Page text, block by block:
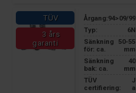
TÜV
3 års
garanti
Årgang:94>09/99
Typ:
6N
Sänkning
för: ca.
50-55
mm
Sänkning
bak: ca.
40
mm
TÜV
certifiering:
J
a